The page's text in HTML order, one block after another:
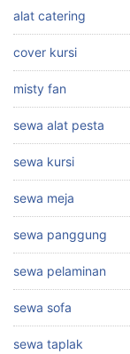
alat catering
cover kursi
misty fan
sewa alat pesta
sewa kursi
sewa meja
sewa panggung
sewa pelaminan
sewa sofa
sewa taplak